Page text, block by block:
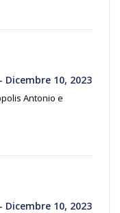
10, 2023
Antonio e
10, 2023